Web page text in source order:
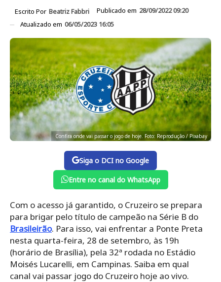
Escrito Por Beatriz Fabbri Publicado em 28/09/2022 09:20
Atualizado em 06/05/2023 16:05
Confira onde vai passar o jogo de hoje. Foto: Reprodução / Pixabay
Siga o DCI no Google
Entre no canal do WhatsApp
Com o acesso já garantido, o Cruzeiro se prepara
para brigar pelo título de campeão na Série B do
Brasileirão. Para isso, vai enfrentar a Ponte Preta
nesta quarta-feira, 28 de setembro, às 19h
(horário de Brasília), pela 32ª rodada no Estádio
Moisés Lucarelli, em Campinas. Saiba em qual
canal vai passar jogo do Cruzeiro hoje ao vivo.